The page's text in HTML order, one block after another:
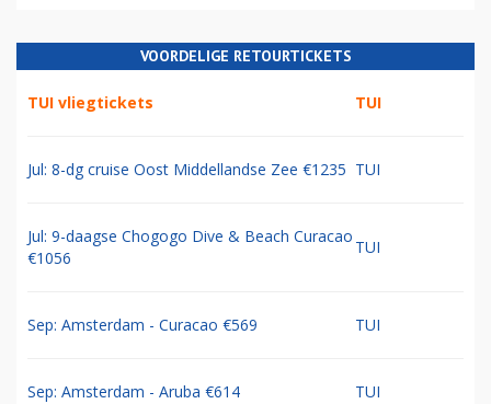
VOORDELIGE RETOURTICKETS
TUI vliegtickets TUI
Jul: 8-dg cruise Oost Middellandse Zee €1235 TUI
Jul: 9-daagse Chogogo Dive & Beach Curacao
€1056
TUI
Sep: Amsterdam - Curacao €569 TUI
Sep: Amsterdam - Aruba €614 TUI